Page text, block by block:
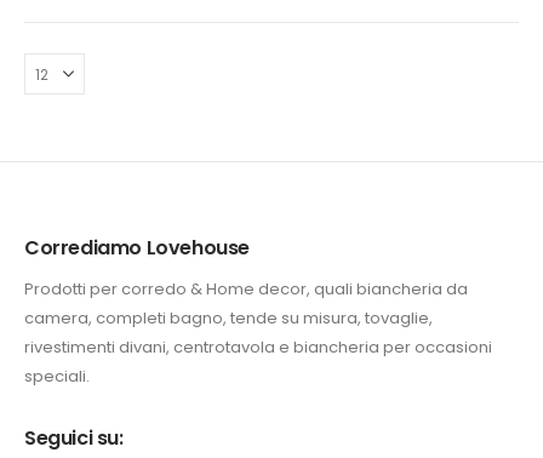
possono
essere
scelte
17,00 € possono
20,00 €
Corrediamo Lovehouse
Prodotti per corredo & Home decor, quali biancheria da
camera, completi bagno, tende su misura, tovaglie,
rivestimenti divani, centrotavola e biancheria per occasioni
speciali.
Seguici su: